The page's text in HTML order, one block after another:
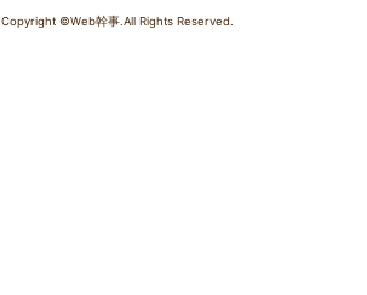
Copyright ©Web幹事.All Rights Reserved.